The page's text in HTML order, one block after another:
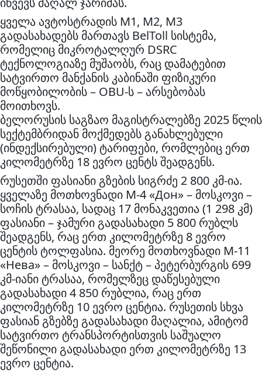
ყველა ავტოსტრადის M1, M2, M3
გადასახადებს მართავს BelToll სისტემა,
რომელიც მიკროტალღურ DSRC
ტექნოლოგიაზე მუშაობს, რაც დამატებით
სატვირთო მანქანის კაბინაში ფიზიკური
მოწყობილობის – OBU-ს – არსებობას
მოითხოვს.
ბელორუსის საგზაო მაგისტრალებზე 2025 წლის
სექტემბრიდან მოქმედებს განახლებული
(ინდექსირებული) ტარიფები, რომლებიც ერთ
კილომეტრზე 18 ევრო ცენტს შეადგენს.
რუსეთში ფასიანი გზების სიგრძე 2 800 კმ-ია.
ყველაზე მოთხოვნადი М-4 «Дон» – მოსკოვი –
სოჩის ტრასაა, სადაც 17 მონაკვეთია (1 298 კმ)
ფასიანი – ჯამური გადასახადი 5 800 რუბლს
შეადგენს, რაც ერთ კილომეტრზე 8 ევრო
ცენტის ტოლფასია. მეორე მოთხოვნადი М-11
«Нева» – მოსკოვი – სანქტ – პეტერბურგის 699
კმ-იანი ტრასაა, რომელზეც დაწესებული
გადასახადი 4 850 რუბლია, რაც ერთ
კილომეტრზე 10 ევრო ცენტია. რუსეთის სხვა
ფასიან გზებზე გადასახადი მაღალია, ამიტომ
სატვირთო ტრანსპორტისთვის საშუალო
შეწონილი გადასახადი ერთ კილომეტრზე 13
ევრო ცენტია.